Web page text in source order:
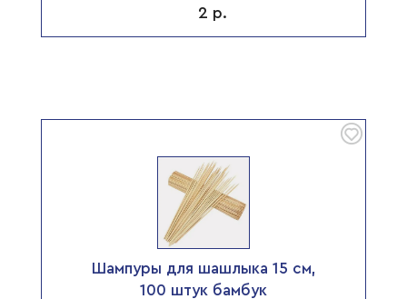
2 р.
Шампуры для шашлыка 15 см,
100 штук бамбук